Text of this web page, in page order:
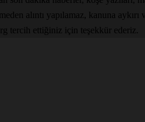
alıntı yapılamaz, kanuna
tercih ettiğiniz için teşekkür ederiz.